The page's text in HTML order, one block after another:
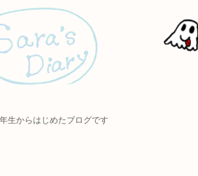
生からはじめたブログです